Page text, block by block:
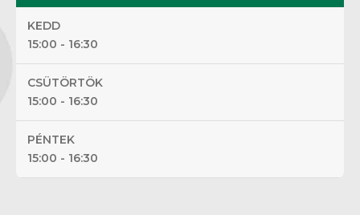
KEDD
15:00 - 16:30
CSÜTÖRTÖK
15:00 - 16:30
PÉNTEK
15:00 - 16:30